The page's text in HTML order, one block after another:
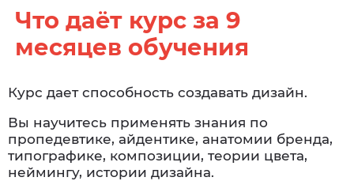
Что даёт курс за 9
месяцев обучения
Курс дает способность создавать дизайн.
Вы научитесь применять знания по
пропедевтике, айдентике, анатомии бренда,
типографике, композиции, теории цвета,
неймингу, истории дизайна.